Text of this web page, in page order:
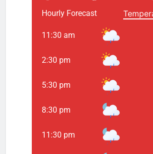
Hourly Forecast
11:30 am
2:30 pm
5:30 pm
8:30 pm
11:30 pm